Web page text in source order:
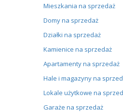
Mieszkania na sprzedaż
Domy na sprzedaż
Działki na sprzedaż
Kamienice na sprzedaż
Apartamenty na sprzedaż
Hale i magazyny na
Lokale użytkowe na
Garaże na sprzedaż